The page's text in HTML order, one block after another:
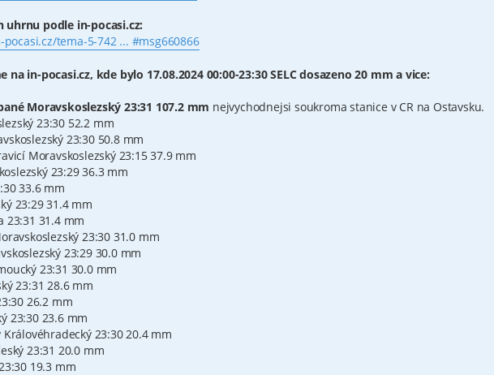
uhrnu podle in-pocasi.cz:
tema-5-742 ... #msg660866
na in-pocasi.cz, kde bylo 17.08.2024 00:00-23:30 SELC dosazeno 20 mm a vice:
Moravskoslezský 23:31 107.2 mm nejvychodnejsi soukroma stanice v CR na Ostavsku.
23:30 52.2 mm
23:30 50.8 mm
Moravskoslezský 23:15 37.9 mm
23:29 36.3 mm
33.6 mm
23:29 31.4 mm
23:31 31.4 mm
23:30 31.0 mm
23:29 30.0 mm
23:31 30.0 mm
23:31 28.6 mm
26.2 mm
23:30 23.6 mm
23:30 20.4 mm
23:31 20.0 mm
19.3 mm